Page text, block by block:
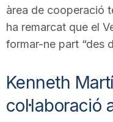
n
a
àrea de cooperació
ha remarcat que el
formar-ne part “des
Kenneth
col·laboració